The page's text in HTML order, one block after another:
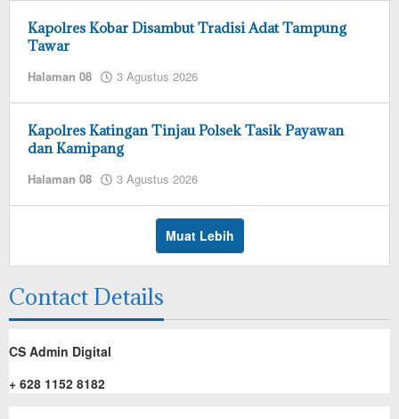
redaksi
Kapolres Kobar Disambut Tradisi Adat Tampung
Tawar
Halaman 08 3 Agustus 2026
redaksi
Kapolres Katingan Tinjau Polsek Tasik Payawan
dan Kamipang
Halaman 08 3 Agustus 2026
redaksi
Muat Lebih
Contact Details
CS Admin Digital
+ 628 1152 8182